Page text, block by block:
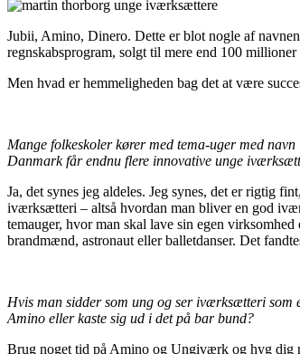
Jubii, Amino, Dinero. Dette er blot nogle af
regnskabsprogram, solgt til mere end 100
Men hvad er hemmeligheden bag det at være
Mange folkeskoler kører med tema-uger med
Danmark får endnu flere innovative unge
Ja, det synes jeg aldeles. Jeg synes, det er rigtig
iværksætteri – altså hvordan man bliver en god
temauger, hvor man skal lave sin egen
brandmænd, astronaut eller balletdanser. Det
Hvis man sidder som ung og ser iværksætteri
Amino eller kaste sig ud i det på bar bund?
Brug noget tid på Amino og Ungiværk og hyg dig